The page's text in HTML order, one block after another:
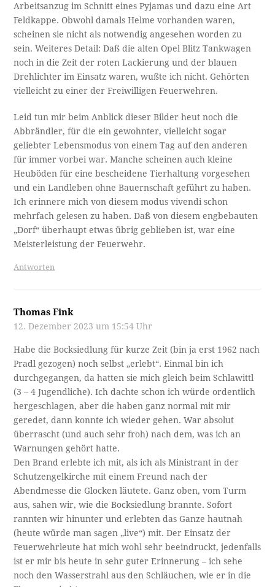
Arbeitsanzug im Schnitt eines Pyjamas und dazu eine Art
Feldkappe. Obwohl damals Helme vorhanden waren,
scheinen sie nicht als notwendig angesehen worden zu
sein. Weiteres Detail: Daß die alten Opel Blitz Tankwagen
noch in die Zeit der roten Lackierung und der blauen
Drehlichter im Einsatz waren, wußte ich nicht. Gehörten
vielleicht zu einer der Freiwilligen Feuerwehren.
Leid tun mir beim Anblick dieser Bilder heut noch die
Abbrändler, für die ein gewohnter, vielleicht sogar
geliebter Lebensmodus von einem Tag auf den anderen
für immer vorbei war. Manche scheinen auch kleine
Heuböden für eine bescheidene Tierhaltung vorgesehen
und ein Landleben ohne Bauernschaft geführt zu haben.
Ich erinnere mich von diesem modus vivendi schon
mehrfach gelesen zu haben. Daß von diesem engbebauten
„Dorf“ überhaupt etwas übrig geblieben ist, war eine
Meisterleistung der Feuerwehr.
Antworten
Thomas Fink
12. Dezember 2023 um 15:54 Uhr
Habe die Bocksiedlung für kurze Zeit (bin ja erst 1962 nach
Pradl gezogen) noch selbst „erlebt“. Einmal bin ich
durchgegangen, da hatten sie mich gleich beim Schlawittl
(3 – 4 Jugendliche). Ich dachte schon ich würde ordentlich
hergeschlagen, aber die haben ganz normal mit mir
geredet, dann konnte ich wieder gehen. War absolut
überrascht (und auch sehr froh) nach dem, was ich an
Warnungen gehört hatte.
Den Brand erlebte ich mit, als ich als Ministrant in der
Schutzengelkirche mit einem Freund nach der
Abendmesse die Glocken läutete. Ganz oben, vom Turm
aus, sahen wir, wie die Bocksiedlung brannte. Sofort
rannten wir hinunter und erlebten das Ganze hautnah
(heute würde man sagen „live“) mit. Der Einsatz der
Feuerwehrleute hat mich wohl sehr beeindruckt, jedenfalls
ist er mir bis heute in sehr guter Erinnerung – ich sehe
noch den Wasserstrahl aus den Schläuchen, wie er in die